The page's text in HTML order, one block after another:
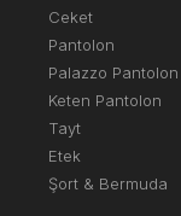
Ceket
Pantolon
Palazzo Pantolon
Keten Pantolon
Tayt
Etek
Şort & Bermuda